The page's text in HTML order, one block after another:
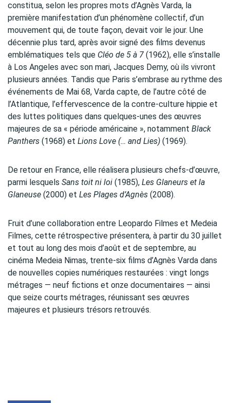
constitua, selon les propres mots d’Agnès Varda, la
première manifestation d’un phénomène collectif, d’un
mouvement qui, de toute façon, devait voir le jour. Une
décennie plus tard, après avoir signé des films devenus
emblématiques tels que Cléo de 5 à 7 (1962), elle s’installe
à Los Angeles avec son mari, Jacques Demy, où ils vivront
plusieurs années. Tandis que Paris s’embrase au rythme des
événements de Mai 68, Varda capte, de l’autre côté de
l’Atlantique, l’effervescence de la contre-culture hippie et
des luttes politiques dans quelques-unes des œuvres
majeures de sa « période américaine », notamment Black
Panthers (1968) et Lions Love (… and Lies) (1969).
De retour en France, elle réalisera plusieurs chefs-d’œuvre,
parmi lesquels Sans toit ni loi (1985), Les Glaneurs et la
Glaneuse (2000) et Les Plages d’Agnès (2008).
Fruit d’une collaboration entre Leopardo Filmes et Medeia
Filmes, cette rétrospective présentera, à partir du 30 juillet
et tout au long des mois d’août et de septembre, au
cinéma Medeia Nimas, trente-six films d’Agnès Varda dans
de nouvelles copies numériques restaurées : vingt longs
métrages — neuf fictions et onze documentaires — ainsi
que seize courts métrages, réunissant ses œuvres
majeures et plusieurs trésors retrouvés.